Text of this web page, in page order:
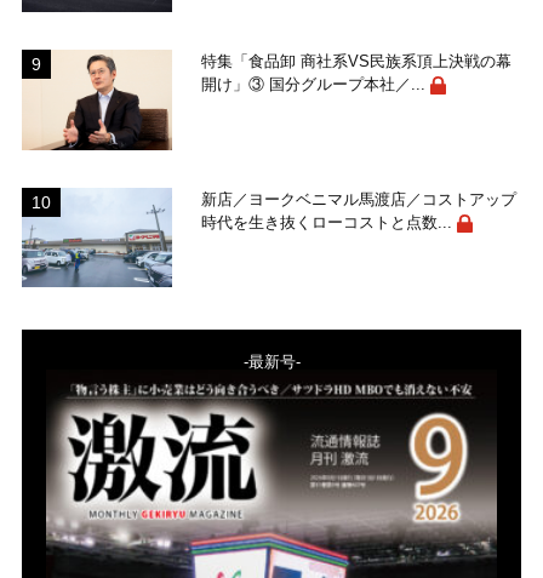
特集「食品卸 商社系VS民族系頂上決戦の幕
開け」③ 国分グループ本社／...
新店／ヨークベニマル馬渡店／コストアップ
時代を生き抜くローコストと点数...
-最新号-